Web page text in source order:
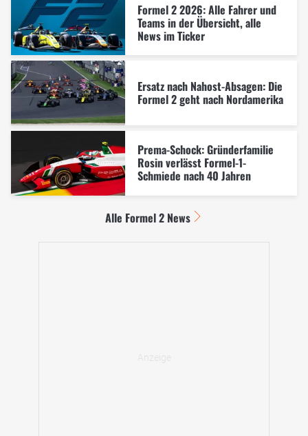
Formel 2 2026: Alle Fahrer und
Teams in der Übersicht, alle
News im Ticker
Ersatz nach Nahost-Absagen: Die
Formel 2 geht nach Nordamerika
Prema-Schock: Gründerfamilie
Rosin verlässt Formel-1-
Schmiede nach 40 Jahren
Alle Formel 2 News